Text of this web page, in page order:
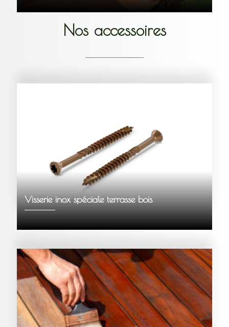
Nos accessoires
Visserie inox spéciale terrasse bois